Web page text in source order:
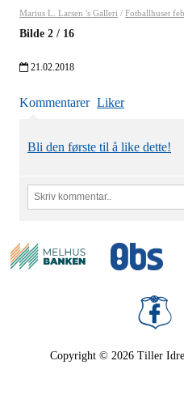
Marius L. Larsen 's Galleri / Fotballhuset
Bilde 2 / 16
21.02.2018
Kommentarer Liker
Bli den første til å like dette!
Copyright © 2026 Tiller